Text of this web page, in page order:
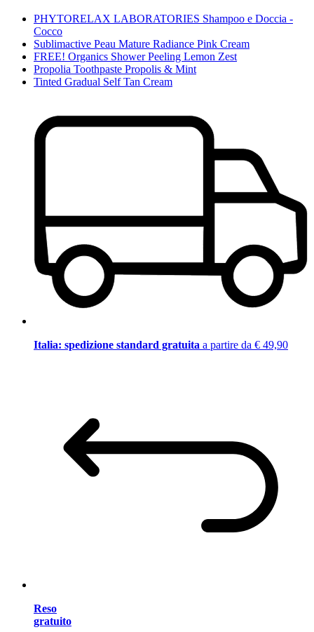
PHYTORELAX LABORATORIES Shampoo e Doccia -
Cocco
Sublimactive Peau Mature Radiance Pink Cream
FREE! Organics Shower Peeling Lemon Zest
Propolia Toothpaste Propolis & Mint
Tinted Gradual Self Tan Cream
Italia: spedizione standard gratuita a partire da € 49,90
Reso
gratuito